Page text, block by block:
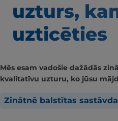
uzturs,
uzticēties
Mēs esam vadošie dažādās
kvalitatīvu uzturu, ko jūsu
Zinātnē balstītas